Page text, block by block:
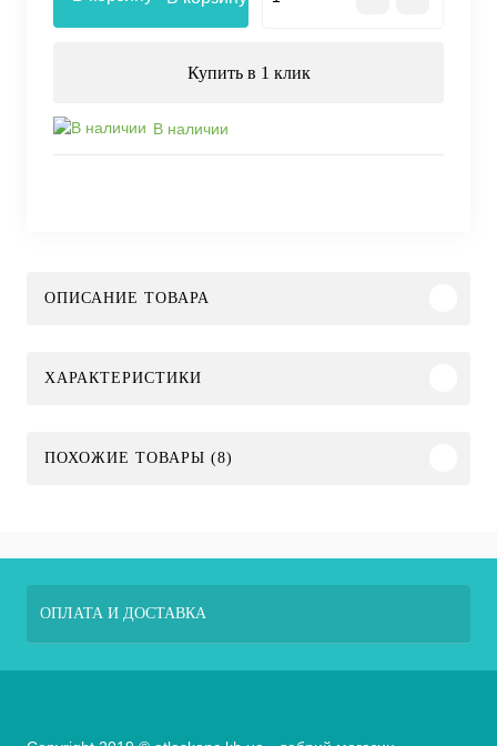
Купить в 1 клик
В наличии
ОПИСАНИЕ ТОВАРА
ХАРАКТЕРИСТИКИ
ПОХОЖИЕ ТОВАРЫ (8)
ОПЛАТА И ДОСТАВКА